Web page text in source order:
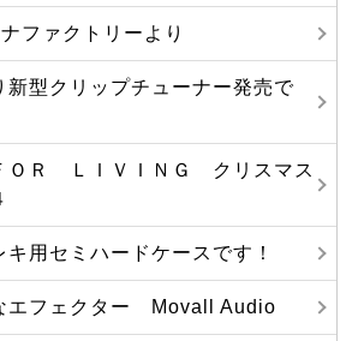
ファクトリーより
型クリップチューナー発売で
ＯＲ ＬＩＶＩＮＧ クリスマス
キ用セミハードケースです！
エフェクター Movall Audio